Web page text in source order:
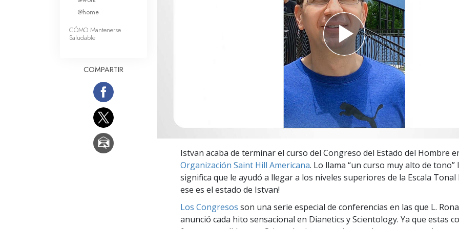
Istvan acaba de terminar el curso del Congreso del Estado del Hombre
Organización Saint Hill Americana. Lo llama “un curso muy alto de tono”
significa que le ayudó a llegar a los niveles superiores de la Escala Tonal
ese es el estado de Istvan!
Los Congresos son una serie especial de conferencias en las que L.
anunció cada hito sensacional en Dianetics y Scientology. Ya que estas
@home
CÓMO Mantenerse
Saludable
COMPARTIR